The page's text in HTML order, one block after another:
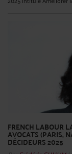
FRENCH LABOUR
AVOCATS (PARIS,
DÉCIDEURS 2025